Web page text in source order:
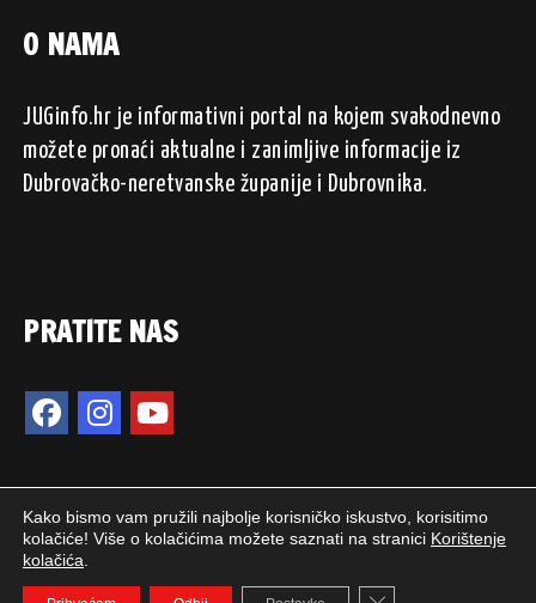
O NAMA
JUGinfo.hr je informativni portal na kojem svakodnevno
možete pronaći aktualne i zanimljive informacije iz
Dubrovačko-neretvanske županije i Dubrovnika.
PRATITE NAS
2024. © JUGinfo.hr / Sva prava pridržana.
Kako bismo vam pružili najbolje korisničko iskustvo, korisitimo
kolačiće! Više o kolačićima možete saznati na stranici Korištenje
kolačića